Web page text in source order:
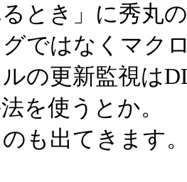
とき」に秀丸
ではなくマク
の更新監視は
を使うとか。
も出てきます